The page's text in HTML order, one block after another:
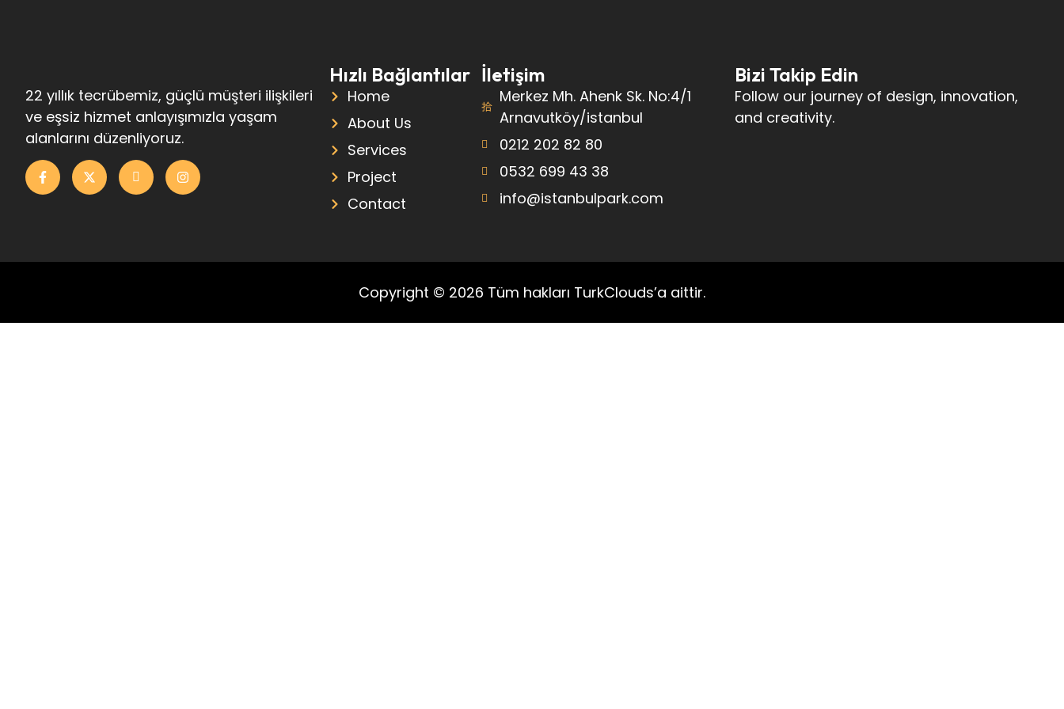
22 yıllık tecrübemiz, güçlü müşteri ilişkileri
ve eşsiz hizmet anlayışımızla yaşam
alanlarını düzenliyoruz.
Hızlı Bağlantılar
Home
About Us
Services
Project
Contact
İletişim
Merkez Mh. Ahenk Sk. No:4/1
Arnavutköy/istanbul
0212 202 82 80
0532 699 43 38
info@istanbulpark.com
Bizi Takip Edin
Follow our journey of design, innovation,
and creativity.
Copyright © 2026 Tüm hakları TurkClouds’a aittir.